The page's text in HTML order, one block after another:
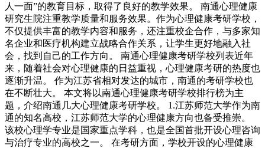
人一面”的教育目标，取得了良好的教学效果。 南通心理健康
研究生院注重教学质量和服务效果。作为心理健康考研学校，
不仅提供丰富的教学内容和服务，还注重校企合作，与多家知
名企业和医疗机构建立战略合作关系，让学生更好地融入社
会，找到自己的工作方向。 南通心理健康考研学校列表近年
来，随着社会对心理健康的日益重视，心理健康考研的热度也
逐渐升温。 作为江苏省相对发达的城市，南通的考研学校也
在不断壮大。 本文将以南通心理健康考研学校排行榜为主
题，介绍南通几大心理健康考研学校。 1.江苏师范大学作为南
通的知名高校，江苏师范大学的心理健康方向也备受推崇。
该校心理学专业是国家重点学科，也是全国首批开设心理咨询
与治疗专业的高校之一。 在考研方面，学校开设的心理健康